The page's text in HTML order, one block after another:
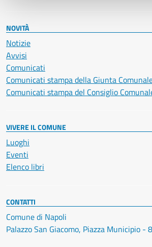
NOVITÀ
Notizie
Avvisi
Comunicati
Comunicati stampa della Giunta
Comunicati stampa del Consiglio
VIVERE IL COMUNE
Luoghi
Eventi
Elenco libri
CONTATTI
Comune di Napoli
Palazzo San Giacomo, Piazza Municipio -